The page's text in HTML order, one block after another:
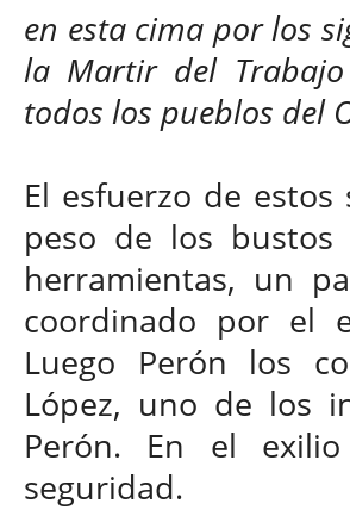
en esta cima por los
la Martir del
todos los pueblos del
El esfuerzo de
peso de los bustos
herramientas, un
coordinado por el
Luego Perón los
López, uno de los
Perón. En el
seguridad.